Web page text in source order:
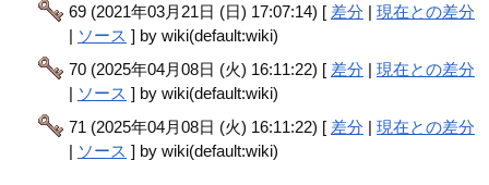
69 (2021年03月21日 (日) 17:07:14) [ 差分 |現在との差分
| ソース ] by wiki(default:wiki)
70 (2025年04月08日 (火) 16:11:22) [ 差分 |現在との差分
| ソース ] by wiki(default:wiki)
71 (2025年04月08日 (火) 16:11:22) [ 差分 |現在との差分
| ソース ] by wiki(default:wiki)